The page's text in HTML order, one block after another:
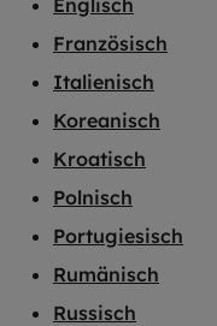
Englisch
Französisch
Italienisch
Koreanisch
Kroatisch
Polnisch
Portugiesisch
Rumänisch
Russisch